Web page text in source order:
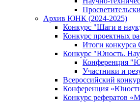
Архив ЮНК (2024-2025)
Конкурс "Шаги в
Конкурс проектных
Итоги конкурса
Конкурс "Юность.
Конференция
Участники и
Всероссийский
Конференция
Конкурс рефератов